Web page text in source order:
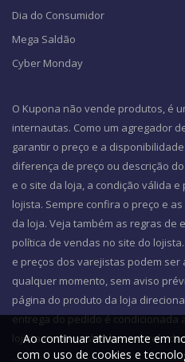
Dia do Consumidor
Mega Saldão
Cyber Monday
O Kupona não vende produtos, é
internautas. Como um agregador
garantir o preço e a
diferença de preço ou descrição
e o site da loja, a condição válida
lojista. Sempre confira o preço e
da loja. Veja também as regras de
política de vendas no site do
e preços dos varejistas podem
qualquer momento, sem aviso
página do produto da loja
entrega do pedido é
lojista e não está sob o controle
Ao continuar ativamente em
com o uso de cookies e